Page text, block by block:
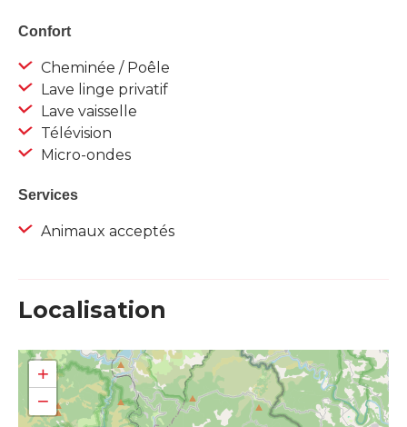
Confort
Cheminée / Poêle
Lave linge privatif
Lave vaisselle
Télévision
Micro-ondes
Services
Animaux acceptés
Localisation
+
−